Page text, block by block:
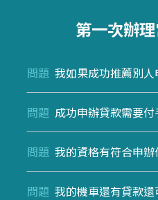
第一次辦
問題 我如果成功推薦別
問題 成功申辦貸款需要
問題 我的資格有符合申辦
問題 我的機車還有貸款還